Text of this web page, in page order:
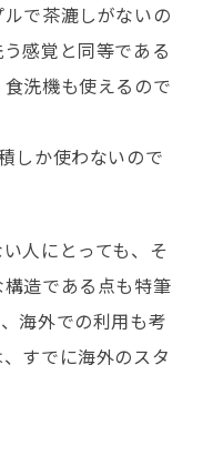
で茶漉しがないの
感覚と同等である
洗機も使えるので
しか使わないので
人にとっても、そ
造である点も特筆
海外での利用も考
すでに海外のスタ